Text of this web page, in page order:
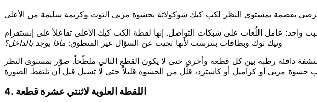
بقضمة بمستوى النظر لكب كيك شوكولاتة بحشوة مربى التوت وكريمة سليمة من الأعلى
عامل اللُعاب على شبكات التواصل. إنها لقطة الكب كيك الأعلى تفاعلاً على إنستقرام
وتيك توك وبطاقات بنترست لأنها تجيب عن السؤال غير المنطوق: ماذا يوجد بالداخل؟
دافئة رطبة بين كل قطعة وأخرى حتى لا يكون القطع التالي ملطّخاً. صوّر بمستوى النظر
4. اللقطة العلوية لاثنتي عشرة قطعة